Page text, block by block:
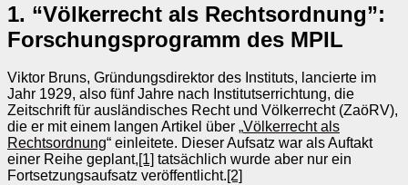
1. “Völkerrecht als Rechtsordnung”:
Forschungsprogramm des MPIL
Viktor Bruns, Gründungsdirektor des Instituts, lancierte im
Jahr 1929, also fünf Jahre nach Institutserrichtung, die
Zeitschrift für ausländisches Recht und Völkerrecht (ZaöRV),
die er mit einem langen Artikel über „Völkerrecht als
Rechtsordnung“ einleitete. Dieser Aufsatz war als Auftakt
einer Reihe geplant, [1] tatsächlich wurde aber nur ein
Fortsetzungsaufsatz veröffentlicht. [2]